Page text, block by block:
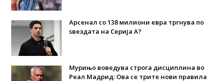
Арсенал со 138 милиони евра тргнува по
ѕвездата на Серија А?
Мурињо воведува строга дисциплина во
Реал Мадрид: Ова се трите нови правила